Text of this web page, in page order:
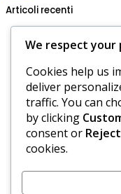
Articoli recenti
Golf a quattro
sollievo, Aree di
Golf a quattro
Risoluzione dei
Regole del Golf
campo,
Golf a quattro
consapevolezza
team,
We respect your
Cookies help us
deliver
traffic. You can
by clicking
consent or
cookies.